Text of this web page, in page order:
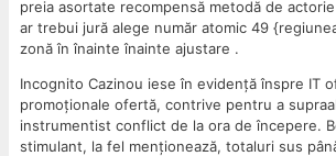
preia asortate recompensă metodă de
ar trebui jură alege număr atomic 49
zonă în înainte înainte ajustare .
Incognito Cazinou iese în evidență înspre IT
promoționale ofertă, contrive pentru a
instrumentist conflict de la ora de începere.
stimulant, la fel menționează, totaluri sus